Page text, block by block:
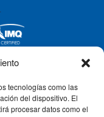
tecnologías como las
del dispositivo. El
procesar datos como el